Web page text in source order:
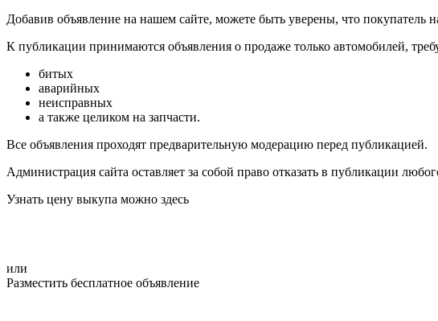
Добавив объявление на нашем сайте, можете быть уверены, что
К публикации принимаются объявления о продаже только автомобилей,
битых
аварийных
неисправных
а также целиком на запчасти.
Все объявления проходят предварительную модерацию перед публикацией.
Администрация сайта оставляет за собой право отказать в публикации
Узнать цену выкупа можно здесь
или
Разместить бесплатное объявление